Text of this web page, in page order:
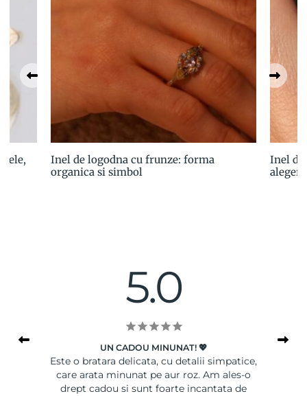
Inel de logodna cu frunze: forma
organica si simbol
Inel de
alegere
5.0
UN CADOU MINUNAT! 💖
Este o bratara delicata, cu detalii simpatice,
care arata minunat pe aur roz. Am ales-o
drept cadou si sunt foarte incantata de